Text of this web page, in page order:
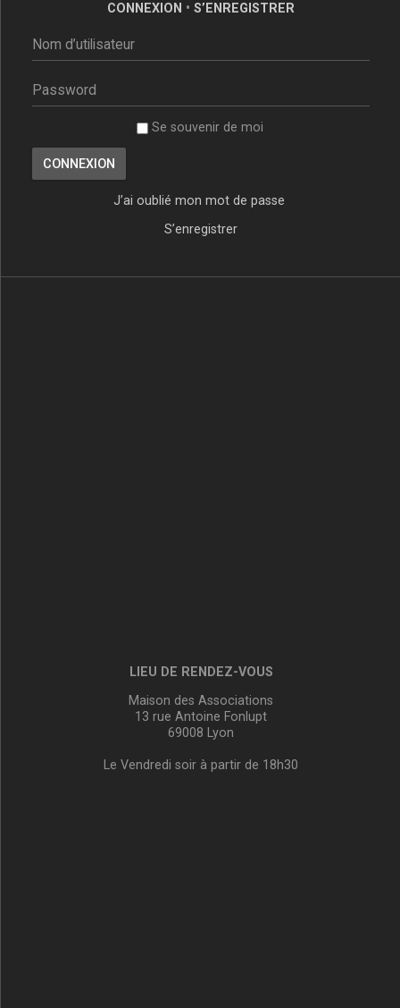
CONNEXION • S’ENREGISTRER
Se souvenir de moi
J’ai oublié mon mot de passe
S’enregistrer
LIEU DE RENDEZ-VOUS
Maison des Associations
13 rue Antoine Fonlupt
69008 Lyon
Le Vendredi soir à partir de 18h30